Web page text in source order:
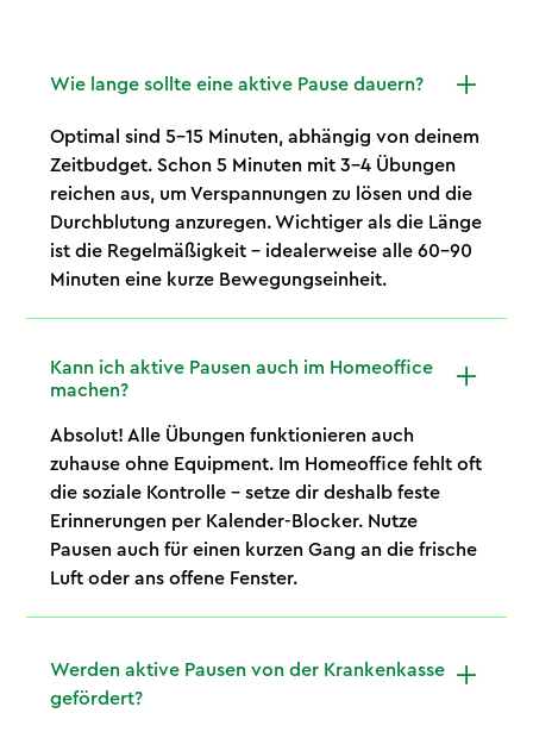
Wie lange sollte eine aktive Pause dauern?
Optimal sind 5–15 Minuten, abhängig von deinem
Zeitbudget. Schon 5 Minuten mit 3–4 Übungen
reichen aus, um Verspannungen zu lösen und die
Durchblutung anzuregen. Wichtiger als die Länge
ist die Regelmäßigkeit – idealerweise alle 60–90
Minuten eine kurze Bewegungseinheit.
Kann ich aktive Pausen auch im Homeoffice
machen?
Absolut! Alle Übungen funktionieren auch
zuhause ohne Equipment. Im Homeoffice fehlt oft
die soziale Kontrolle – setze dir deshalb feste
Erinnerungen per Kalender-Blocker. Nutze
Pausen auch für einen kurzen Gang an die frische
Luft oder ans offene Fenster.
Werden aktive Pausen von der Krankenkasse
gefördert?